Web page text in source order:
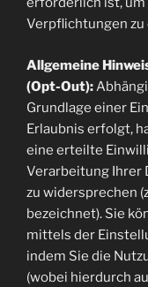
Verpflichtungen
Allgemeine
(Opt-Out):
Grundlage einer
Erlaubnis erfolgt,
eine erteilte
Verarbeitung Ihrer
zu widersprechen
bezeichnet). Sie
mittels der
indem Sie die
(wobei hierdurch